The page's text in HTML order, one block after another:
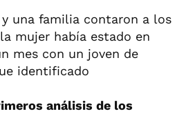
y una familia contaron a los
mujer había estado en
mes con un joven de
identificado
análisis de los